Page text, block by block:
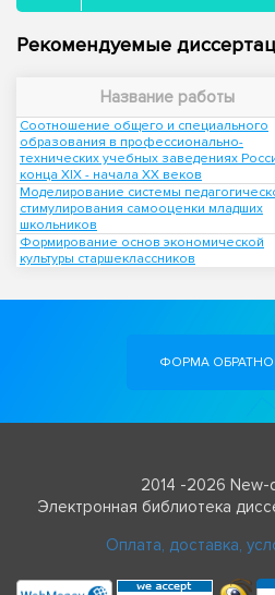
Рекомендуемые
Название работы
Соотношение общего и специального
образования в профессионально-
технических учебных заведениях
конца XIX - начала XX веков
Моделирование системы
стимулирования самооценки младших
школьников
Формирование основ экономической
культуры старшеклассников
ФОРМА
2014 -2026 New-
Электронная библиотека
Оплата, доставка,